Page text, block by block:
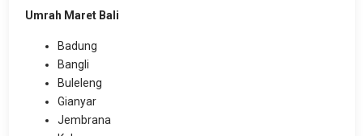
Umrah Maret Bali
Badung
Bangli
Buleleng
Gianyar
Jembrana